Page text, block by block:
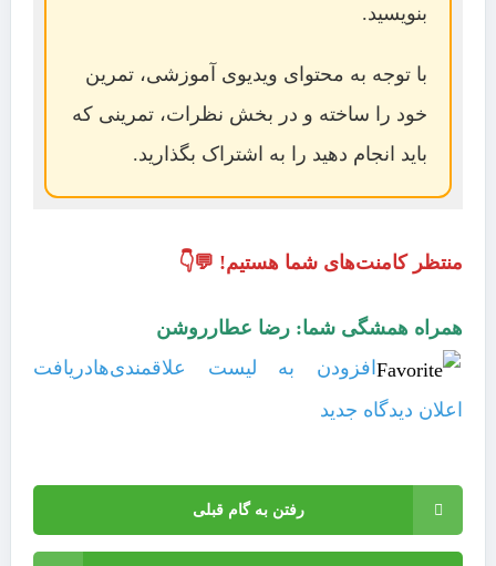
بنویسید.
با توجه به محتوای ویدیوی آموزشی، تمرین
خود را ساخته و در بخش نظرات، تمرینی که
باید انجام دهید را به اشتراک بگذارید.
منتظر کامنت‌های شما هستیم! 💬👇
همراه همشگی شما: رضا عطارروشن
افزودن به لیست علاقمندی‌هادریافت
اعلان دیدگاه‌ جدید
رفتن به گام قبلی